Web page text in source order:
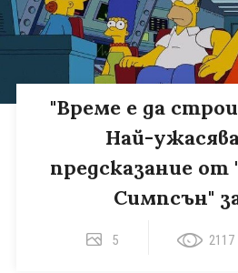
"Време е да
Най-
предсказание
Симпсън"
5 2117